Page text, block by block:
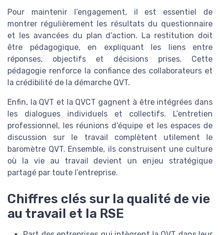
Pour maintenir l’engagement, il est essentiel de
montrer régulièrement les résultats du questionnaire
et les avancées du plan d’action. La restitution doit
être pédagogique, en expliquant les liens entre
réponses, objectifs et décisions prises. Cette
pédagogie renforce la confiance des collaborateurs et
la crédibilité de la démarche QVT.
Enfin, la QVT et la QVCT gagnent à être intégrées dans
les dialogues individuels et collectifs. L’entretien
professionnel, les réunions d’équipe et les espaces de
discussion sur le travail complètent utilement le
baromètre QVT. Ensemble, ils construisent une culture
où la vie au travail devient un enjeu stratégique
partagé par toute l’entreprise.
Chiffres clés sur la qualité de vie
au travail et la RSE